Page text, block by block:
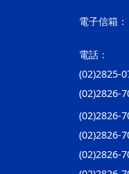
電子信箱：
電話：
(02)2825-
(02)2826-
(02)2826-
(02)2826-
(02)2826-